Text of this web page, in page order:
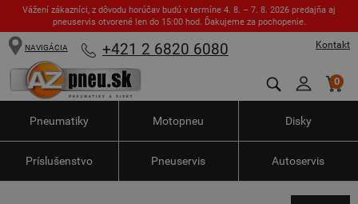
Vážení zákazníci, z dôvodu horúčav budú v termíne 4. 8. – 7. 8. 2026 predajňa aj
pneuservis otvorené len do 15:00 hod. Ďakujeme za pochopenie.
Kontakt
NAVIGÁCIA +421 2 6820 6080
0
Pneumatiky Motopneu Disky
Príslušenstvo Pneuservis Autoservis